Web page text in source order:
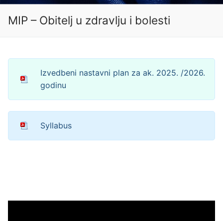
MIP – Obitelj u zdravlju i bolesti
Izvedbeni nastavni plan za ak. 2025. /2026.
godinu
Syllabus